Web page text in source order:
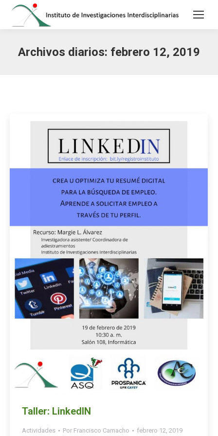
Archivos diarios: febrero 12, 2019
Taller: LinkedIN
Actividades Por Francisco Camacho febrero 12, 2019